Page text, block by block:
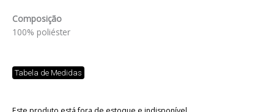
Composição
100% poliéster
Tabela de Medidas